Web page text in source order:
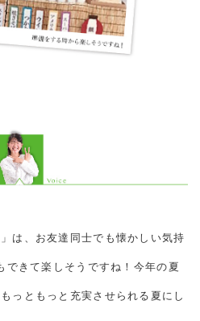
は、お友達同士でも懐かしい気持
きて楽しそうですね！今年の夏
っともっと充実させられる夏にし